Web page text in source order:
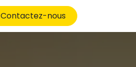
Contactez-nous